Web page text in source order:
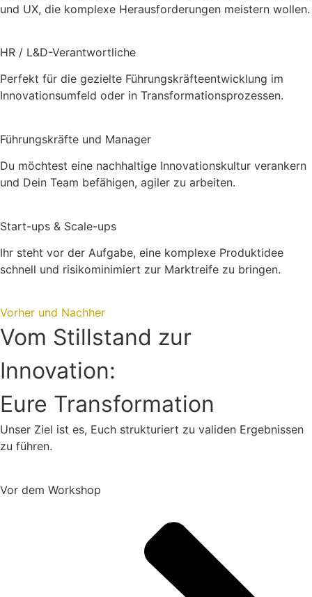
und UX, die komplexe Herausforderungen meistern wollen.
HR / L&D-Verantwortliche
Perfekt für die gezielte Führungskräfteentwicklung im
Innovationsumfeld oder in Transformationsprozessen.
Führungskräfte und Manager
Du möchtest eine nachhaltige Innovationskultur verankern
und Dein Team befähigen, agiler zu arbeiten.
Start-ups & Scale-ups
Ihr steht vor der Aufgabe, eine komplexe Produktidee
schnell und risikominimiert zur Marktreife zu bringen.
Vorher und Nachher
Vom Stillstand zur
Innovation:
Eure Transformation
Unser Ziel ist es, Euch strukturiert zu validen Ergebnissen
zu führen.
Vor dem Workshop